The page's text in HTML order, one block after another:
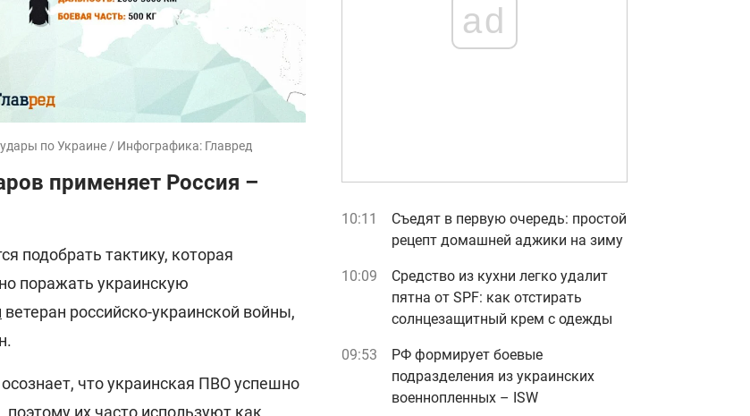
по Украине / Инфографика: Главред
применяет Россия –
подобрать тактику, которая
поражать украинскую
ветеран российско-украинской войны,
что украинская ПВО успешно
их часто используют как
ad
10:11
Съедят в первую очередь: простой
рецепт домашней аджики на зиму
10:09
Средство из кухни легко удалит
пятна от SPF: как отстирать
солнцезащитный крем с одежды
09:53
РФ формирует боевые
подразделения из украинских
военнопленных – ISW